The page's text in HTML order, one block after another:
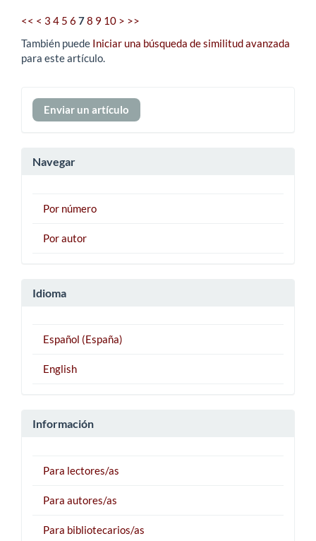
<< < 3 4 5 6 78 9 10 > >>
También puede Iniciar una búsqueda de similitud avanzada
para este artículo.
Enviar
un
Enviar un artículo
Navegar
Por número
Por autor
Idioma
Español (España)
English
Información
Para lectores/as
Para autores/as
Para bibliotecarios/as